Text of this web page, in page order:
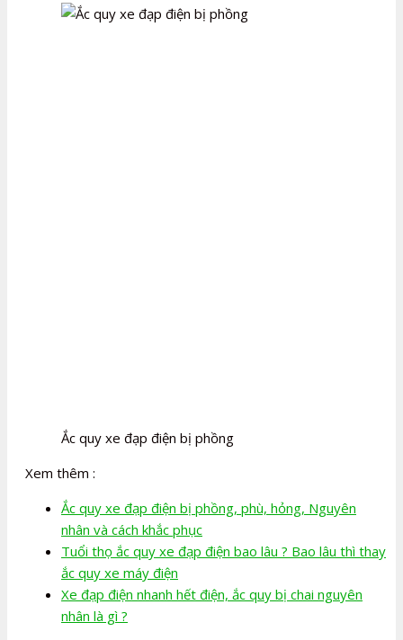
Ắc quy xe đạp điện bị phồng
Xem thêm :
Ắc quy xe đạp điện bị phồng, phù, hỏng, Nguyên
nhân và cách khắc phục
Tuổi thọ ắc quy xe đạp điện bao lâu ? Bao lâu thì thay
ắc quy xe máy điện
Xe đạp điện nhanh hết điện, ắc quy bị chai nguyên
nhân là gì ?